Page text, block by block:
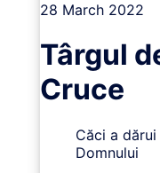
28 March 2022
Târgul
Cruce
Căci a
Domnului